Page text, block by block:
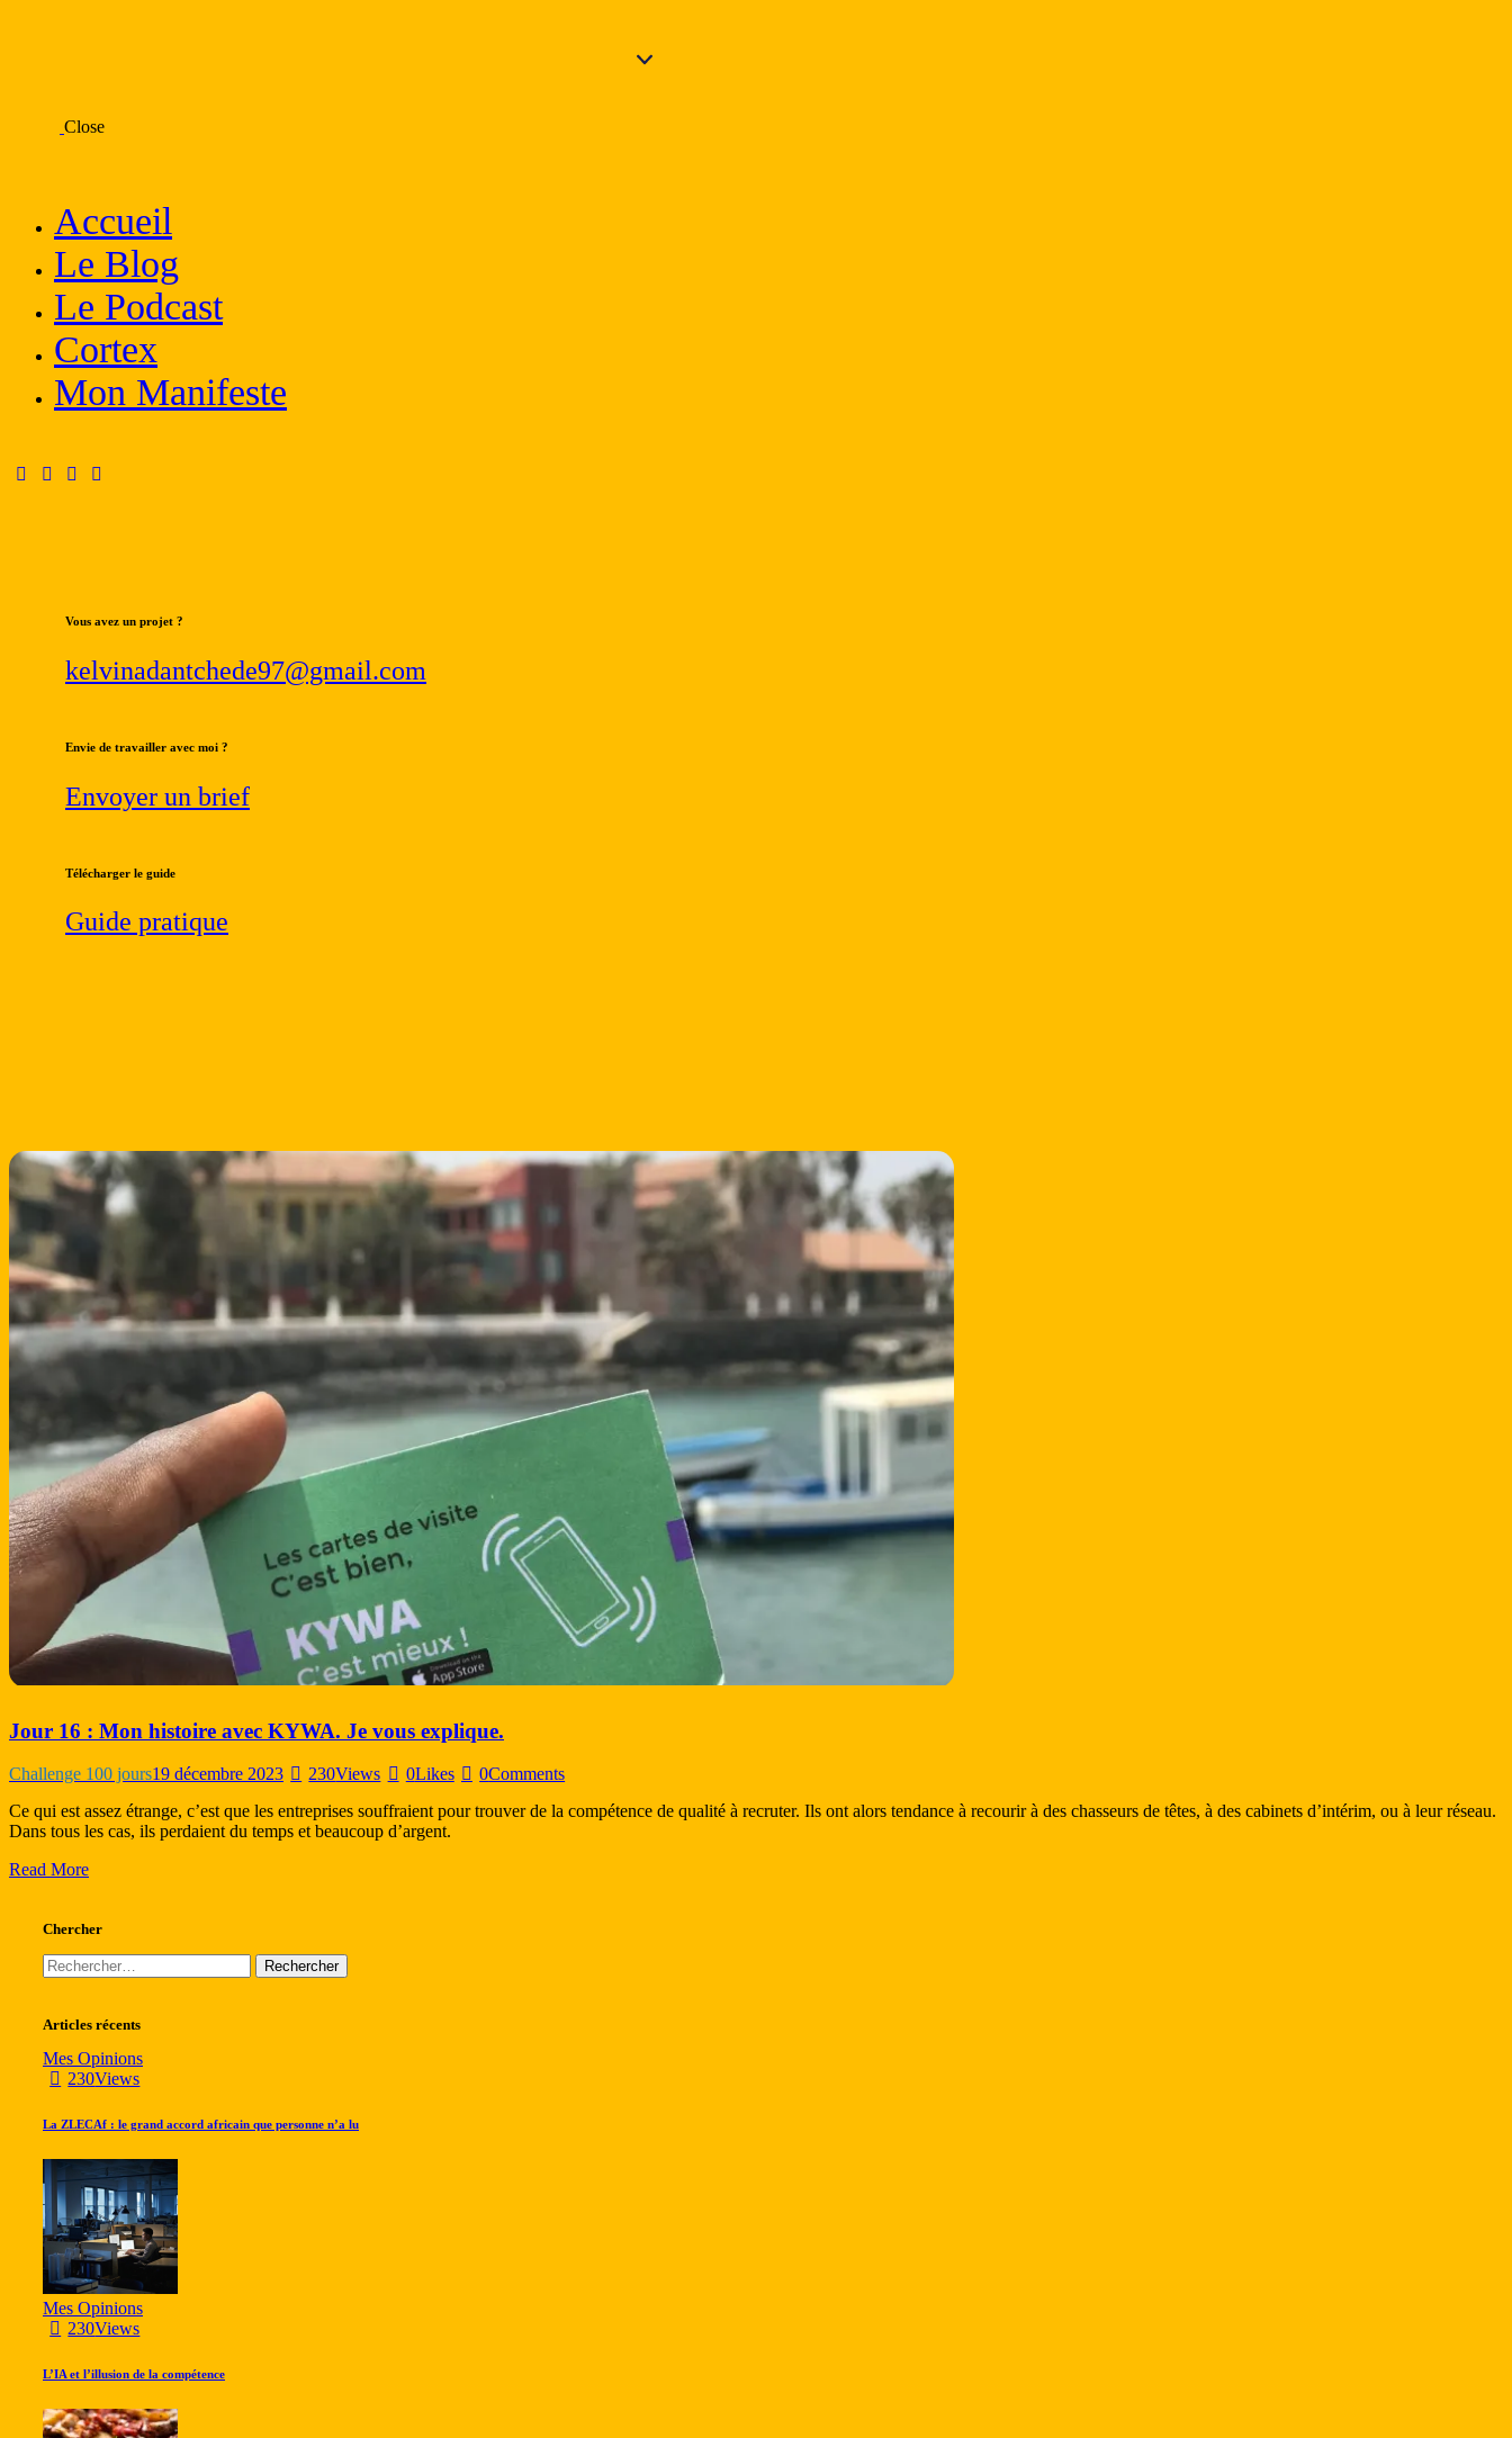
Close
Accueil
Le Blog
Le Podcast
Cortex
Mon Manifeste
Vous avez un projet ?
kelvinadantchede97@gmail.com
Envie de travailler avec moi ?
Envoyer un brief
Télécharger le guide
Guide pratique
Jour 16 : Mon histoire avec KYWA. Je vous explique.
Challenge 100 jours19 décembre 2023 230Views 0Likes 0Comments
Ce qui est assez étrange, c’est que les entreprises souffraient pour trouver de la compétence de qualité à recruter. Ils ont alors tendance à recourir à des chasseurs de têtes, à des cabinets d’intérim, ou à leur réseau.
Dans tous les cas, ils perdaient du temps et beaucoup d’argent.
Read More
Chercher
Rechercher :
Articles récents
Mes Opinions
230Views
La ZLECAf : le grand accord africain que personne n’a lu
Mes Opinions
230Views
L’IA et l’illusion de la compétence